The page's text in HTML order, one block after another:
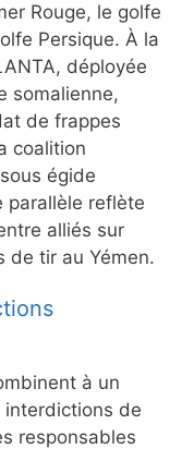
Rouge, le golfe
Persique. À la
déployée
somalienne,
de frappes
coalition
égide
parallèle reflète
alliés sur
de tir au Yémen.
à un
interdictions de
responsables